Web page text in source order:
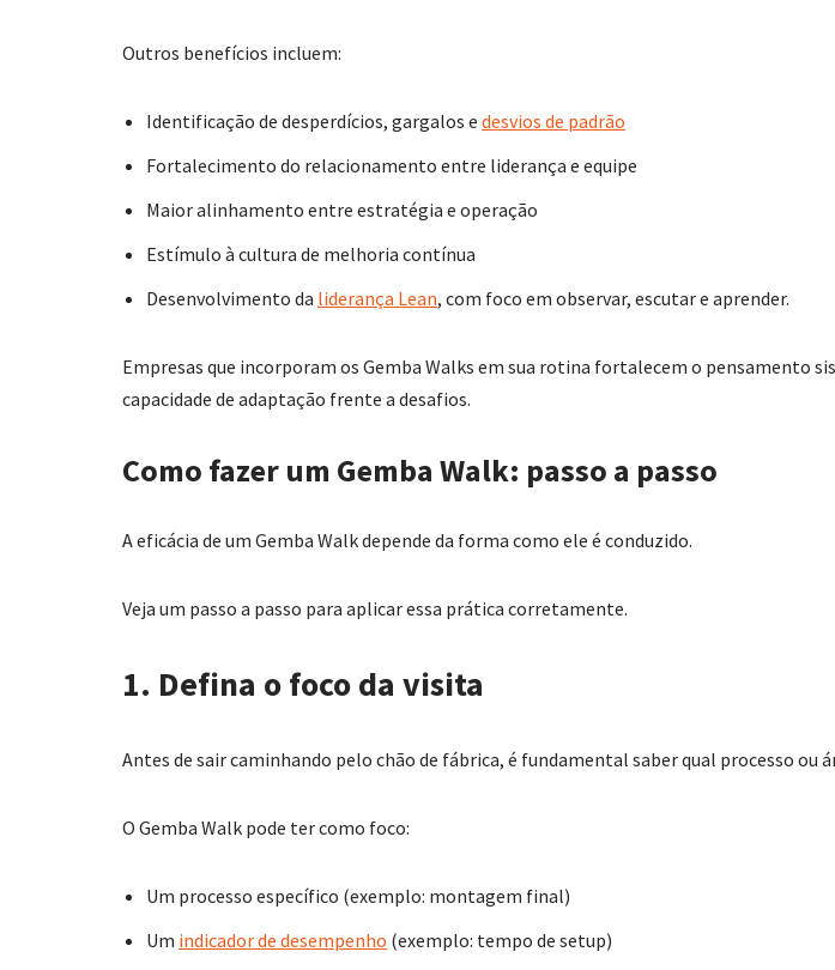
Outros benefícios incluem:
Identificação de desperdícios, gargalos e desvios de padrão
Fortalecimento do relacionamento entre liderança e equipe
Maior alinhamento entre estratégia e operação
Estímulo à cultura de melhoria contínua
Desenvolvimento da liderança Lean, com foco em observar, escutar e aprender.
Empresas que incorporam os Gemba Walks em sua rotina fortalecem o pensamento
capacidade de adaptação frente a desafios.
Como fazer um Gemba Walk: passo a passo
A eficácia de um Gemba Walk depende da forma como ele é conduzido.
Veja um passo a passo para aplicar essa prática corretamente.
1. Defina o foco da visita
Antes de sair caminhando pelo chão de fábrica, é fundamental saber qual processo ou
O Gemba Walk pode ter como foco:
Um processo específico (exemplo: montagem final)
Um indicador de desempenho (exemplo: tempo de setup)